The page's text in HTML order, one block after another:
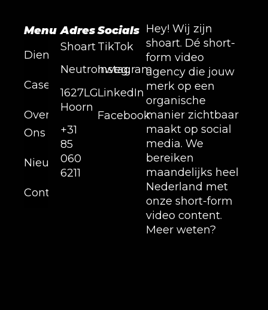
Diensten
Cases
Over
Ons
Nieuws
Contact
Menu Adres
Shoart
Neutronweg,
1627LG
Hoorn
+31
85
060
6211
Socials
TikTok
Instagram
LinkedIn
Facebook
Hey! Wij zijn
shoart. Dé short-
form video
agency die jouw
merk op een
organische
manier zichtbaar
maakt op social
media. We
bereiken
maandelijks heel
Nederland met
onze short-form
video content.
Meer weten?